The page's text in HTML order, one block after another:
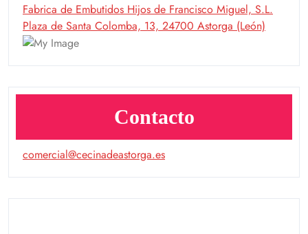
Fabrica de Embutidos Hijos de Francisco Miguel, S.L.
Plaza de Santa Colomba, 13, 24700 Astorga (León)
Contacto
comercial@cecinadeastorga.es